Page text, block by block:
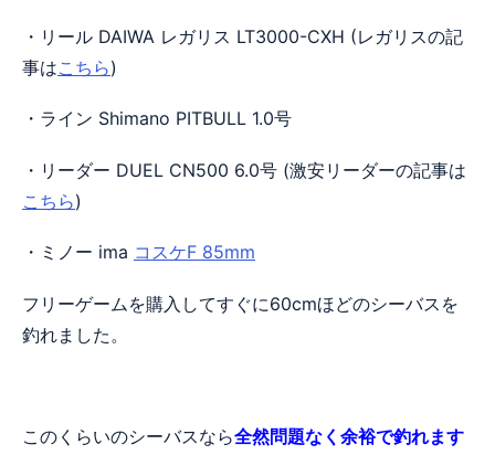
・リール DAIWA レガリス LT3000-CXH (レガリスの記
事はこちら)
・ライン Shimano PITBULL 1.0号
・リーダー DUEL CN500 6.0号 (激安リーダーの記事は
こちら)
・ミノー ima コスケF 85mm
フリーゲームを購入してすぐに60cmほどのシーバスを
釣れました。
このくらいのシーバスなら全然問題なく余裕で釣れます